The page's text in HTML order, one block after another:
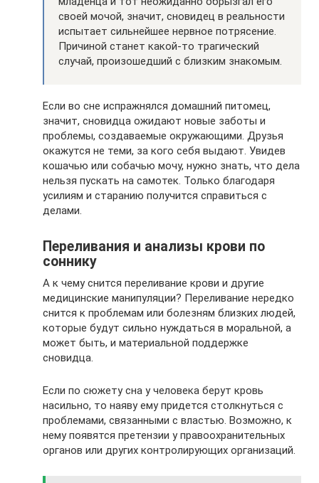
своей мочой, значит, сновидец в реальности
испытает сильнейшее нервное потрясение.
Причиной станет какой-то трагический
случай, произошедший с близким знакомым.
Если во сне испражнялся домашний питомец,
значит, сновидца ожидают новые заботы и
проблемы, создаваемые окружающими. Друзья
окажутся не теми, за кого себя выдают. Увидев
кошачью или собачью мочу, нужно знать, что дела
нельзя пускать на самотек. Только благодаря
усилиям и старанию получится справиться с
делами.
Переливания и анализы крови по
соннику
А к чему снится переливание крови и другие
медицинские манипуляции? Переливание нередко
снится к проблемам или болезням близких людей,
которые будут сильно нуждаться в моральной, а
может быть, и материальной поддержке
сновидца.
Если по сюжету сна у человека берут кровь
насильно, то наяву ему придется столкнуться с
проблемами, связанными с властью. Возможно, к
нему появятся претензии у правоохранительных
органов или других контролирующих организаций.